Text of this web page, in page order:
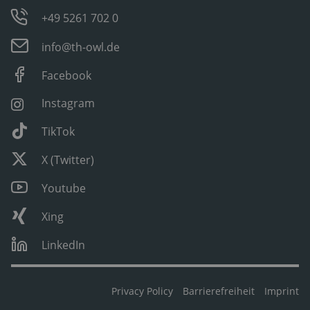
+49 5261 702 0
info@th-owl.de
Facebook
Instagram
TikTok
X (Twitter)
Youtube
Xing
LinkedIn
Privacy Policy Barrierefreiheit Imprint